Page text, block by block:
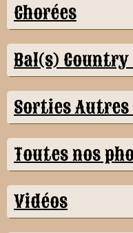
Chorées
Bal(s) Country
Sorties Autres
Toutes nos
Vidéos